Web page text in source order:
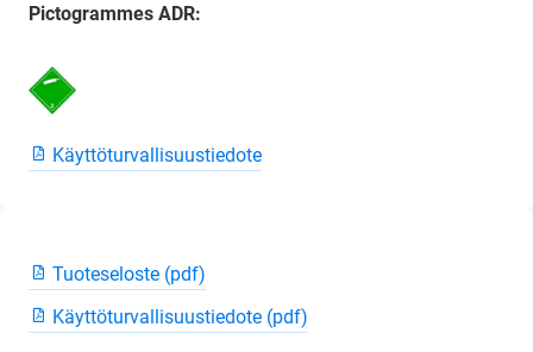
Pictogrammes ADR:
Käyttöturvallisuustiedote
Tuoteseloste (pdf)
Käyttöturvallisuustiedote (pdf)